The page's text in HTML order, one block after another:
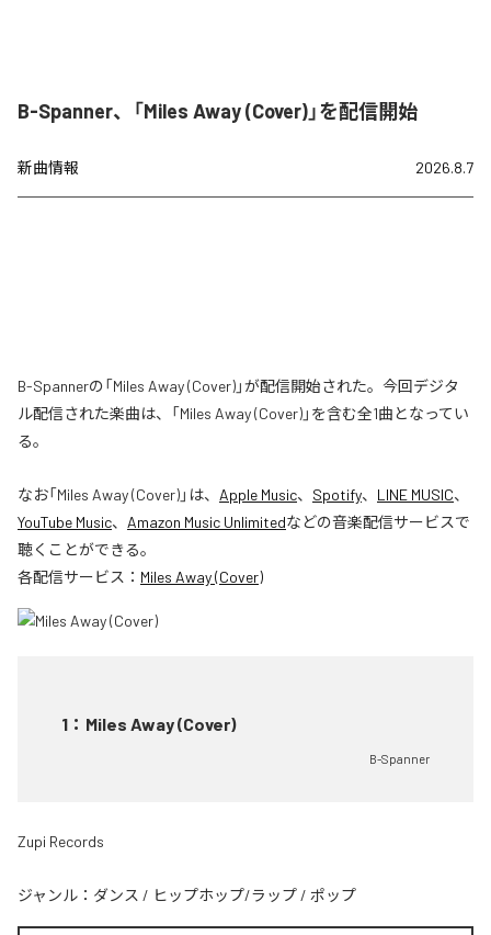
B-Spanner、「Miles Away (Cover)」を配信開始
新曲情報 2026.8.7
B-Spannerの「Miles Away (Cover)」が配信開始された。今回デジタ
ル配信された楽曲は、「Miles Away (Cover)」を含む全1曲となってい
る。
なお「Miles Away (Cover)」は、 Apple Music、 Spotify、 LINE MUSIC、
YouTube Music、 Amazon Music Unlimitedなどの音楽配信サービスで
聴くことができる。
各配信サービス： Miles Away (Cover)
1 ： Miles Away (Cover)
B-Spanner
Zupi Records
ジャンル： ダンス / ヒップホップ/ラップ / ポップ